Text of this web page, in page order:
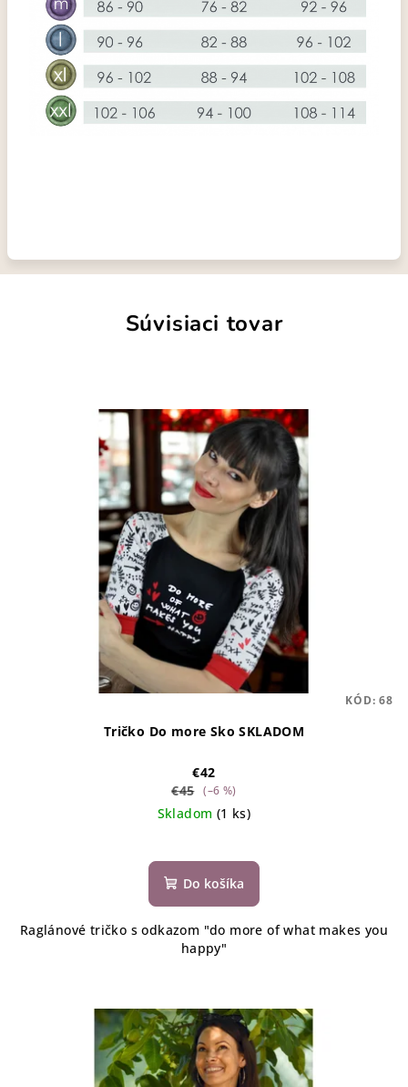
Súvisiaci tovar
Tričko Do more Sko SKLADOM
€42
€45 (–6 %)
Skladom (1 ks)
Do košíka
Raglánové tričko s odkazom "do more of what makes you
happy"
KÓD:68